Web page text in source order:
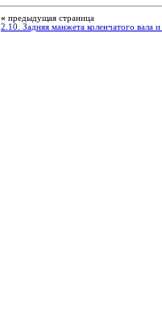
« предыдущая страница
2.10. Задняя манжета коленчатого вала